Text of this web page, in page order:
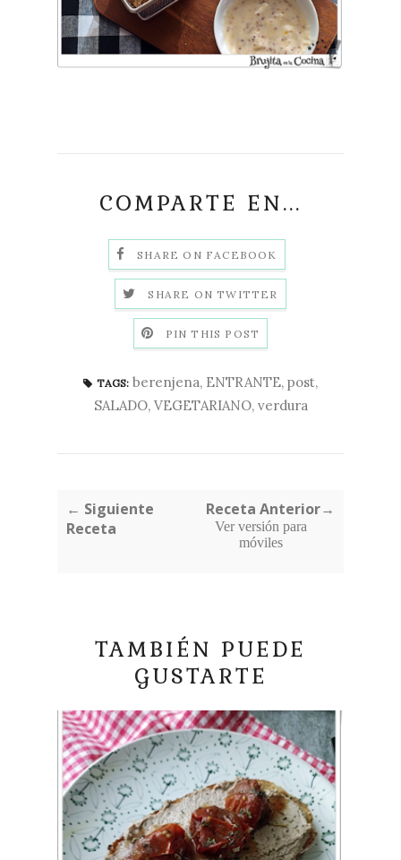
COMPARTE EN...
SHARE ON FACEBOOK
SHARE ON TWITTER
PIN THIS POST
TAGS: berenjena, ENTRANTE, post,
SALADO, VEGETARIANO, verdura
← Siguiente
Receta
Receta Anterior→
Ver versión para
móviles
TAMBIÉN PUEDE
GUSTARTE